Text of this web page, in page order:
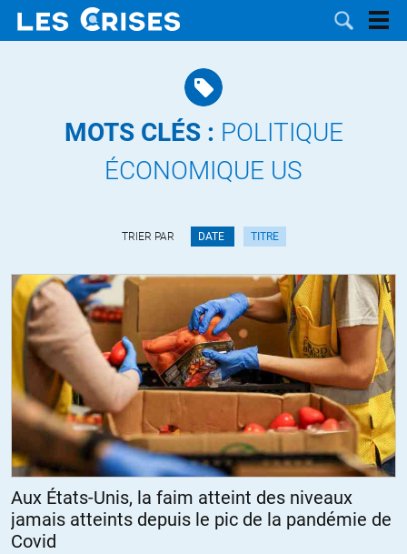
NOUS
CONTACTER
FAIRE UN
DON
MOTS CLÉS : POLITIQUE
ÉCONOMIQUE US
TRIER PAR DATE TITRE
Aux États-Unis, la faim atteint des niveaux
jamais atteints depuis le pic de la pandémie de
Covid